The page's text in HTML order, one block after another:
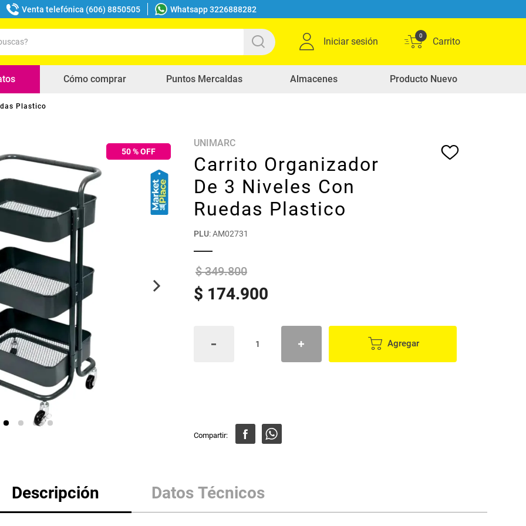
Venta telefónica (606) 8850505 Whatsapp 3226888282
Iniciar sesión
0
Cómo comprar Puntos Mercaldas Almacenes Producto Nuevo
Plastico
50% OFF
UNIMARC
Carrito Organizador
De 3 Niveles Con
Ruedas Plastico
PLU:AM02731
$ 349.800
$ 174.900
Agregar
Descripción Datos Técnicos
buscados